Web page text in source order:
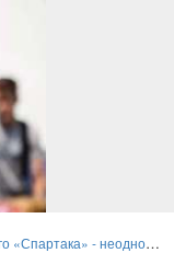
- неоднозначный тренер